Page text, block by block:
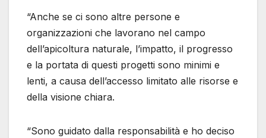
“Anche se ci sono altre persone e
organizzazioni che lavorano nel campo
dell’apicoltura naturale, l’impatto, il progresso
e la portata di questi progetti sono minimi e
lenti, a causa dell’accesso limitato alle risorse e
della visione chiara.
“Sono guidato dalla responsabilità e ho deciso